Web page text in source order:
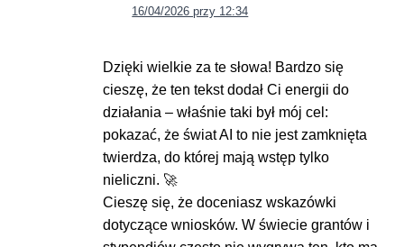
16/04/2026 przy 12:34
Dzięki wielkie za te słowa! Bardzo się
cieszę, że ten tekst dodał Ci energii do
działania – właśnie taki był mój cel:
pokazać, że świat AI to nie jest zamknięta
twierdza, do której mają wstęp tylko
nieliczni. 🚀
Cieszę się, że doceniasz wskazówki
dotyczące wniosków. W świecie grantów i